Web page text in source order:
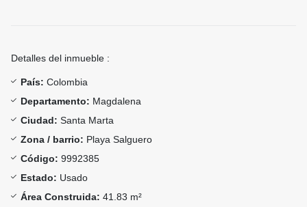
Detalles del inmueble :
País: Colombia
Departamento: Magdalena
Ciudad: Santa Marta
Zona / barrio: Playa Salguero
Código: 9992385
Estado: Usado
Área Construida: 41.83 m²